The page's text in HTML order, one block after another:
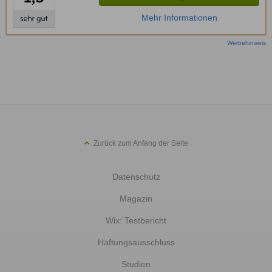
Mehr Informationen
Werbehinweis
Zurück zum Anfang der Seite
Datenschutz
Magazin
Wix: Testbericht
Haftungsausschluss
Studien